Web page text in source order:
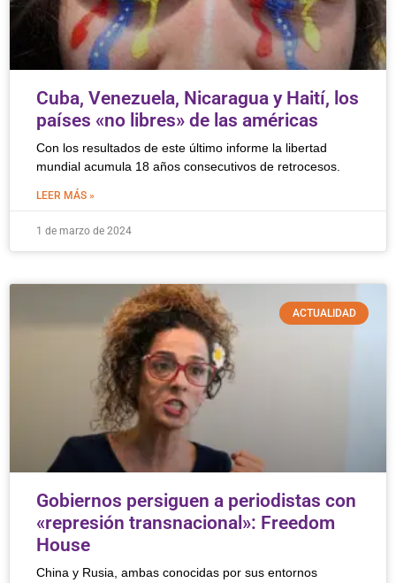
Cuba, Venezuela, Nicaragua y Haití, los
países «no libres» de las américas
Con los resultados de este último informe la libertad
mundial acumula 18 años consecutivos de retrocesos.
LEER MÁS »
1 de marzo de 2024
ACTUALIDAD
Gobiernos persiguen a periodistas con
«represión transnacional»: Freedom
House
China y Rusia, ambas conocidas por sus entornos